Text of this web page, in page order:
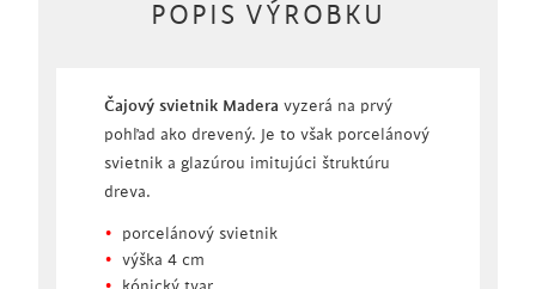
POPIS VÝROBKU
Čajový svietnik Madera vyzerá na prvý
pohľad ako drevený. Je to však porcelánový
svietnik a glazúrou imitujúci štruktúru
dreva.
porcelánový svietnik
výška 4 cm